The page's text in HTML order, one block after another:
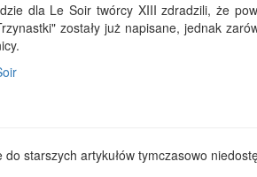
dla Le Soir twórcy XIII zdradzili, że
zostały już napisane, jednak
do starszych artykułów tymczasowo